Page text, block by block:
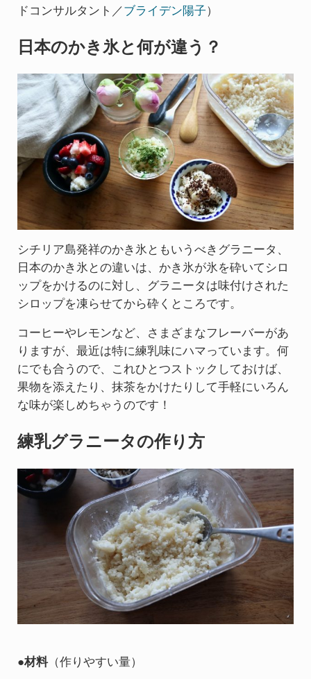
ドコンサルタント／ブライデン陽子）
日本のかき氷と何が違う？
シチリア島発祥のかき氷ともいうべきグラニータ、
日本のかき氷との違いは、かき氷が氷を砕いてシロ
ップをかけるのに対し、グラニータは味付けされた
シロップを凍らせてから砕くところです。
コーヒーやレモンなど、さまざまなフレーバーがあ
りますが、最近は特に練乳味にハマっています。何
にでも合うので、これひとつストックしておけば、
果物を添えたり、抹茶をかけたりして手軽にいろん
な味が楽しめちゃうのです！
練乳グラニータの作り方
●材料（作りやすい量）